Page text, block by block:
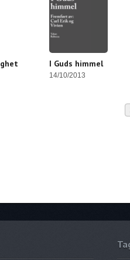
I Guds himmel
14/10/2013